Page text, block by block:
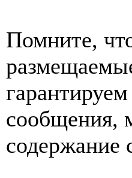
Помните,
сообщения,
содержание